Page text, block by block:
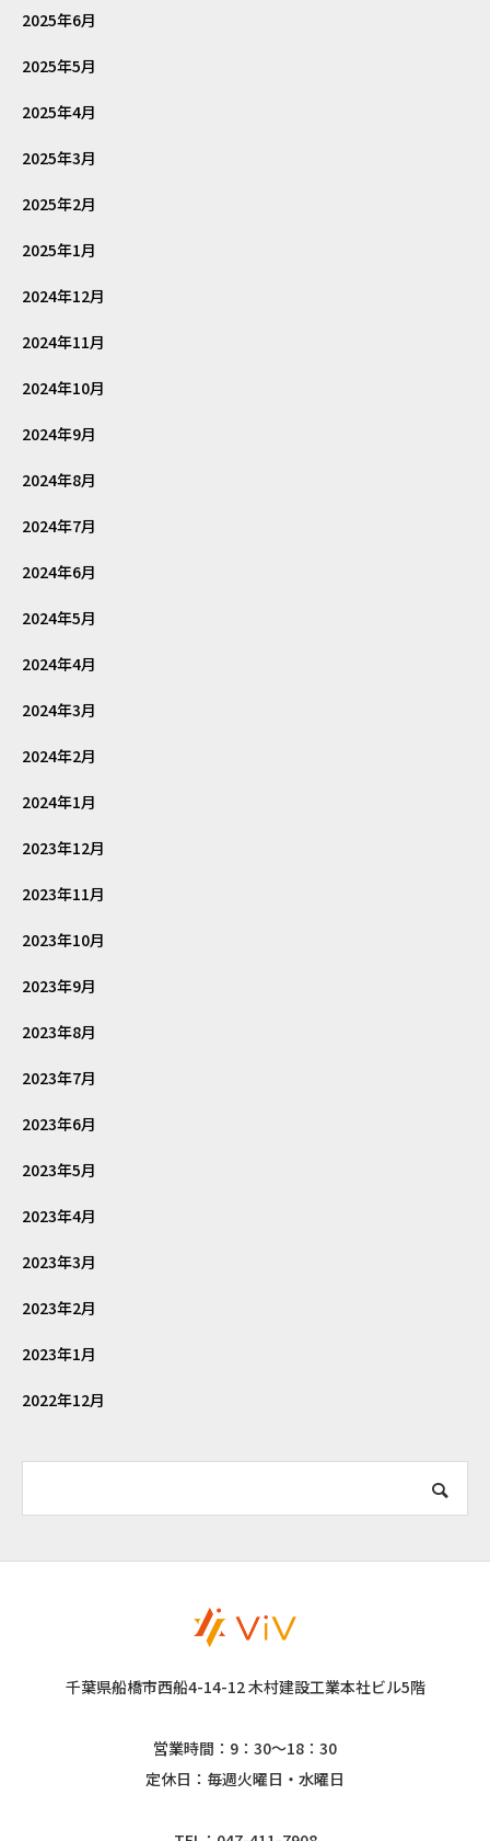
2025年6月
2025年5月
2025年4月
2025年3月
2025年2月
2025年1月
2024年12月
2024年11月
2024年10月
2024年9月
2024年8月
2024年7月
2024年6月
2024年5月
2024年4月
2024年3月
2024年2月
2024年1月
2023年12月
2023年11月
2023年10月
2023年9月
2023年8月
2023年7月
2023年6月
2023年5月
2023年4月
2023年3月
2023年2月
2023年1月
2022年12月
千葉県船橋市西船4-14-12 木村建設工業本社ビル5階
営業時間：9：30～18：30
定休日：毎週火曜日・水曜日